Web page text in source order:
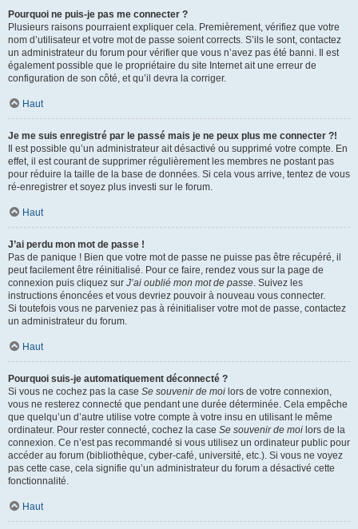
Pourquoi ne puis-je pas me connecter ?
Plusieurs raisons pourraient expliquer cela. Premièrement, vérifiez que votre
nom d’utilisateur et votre mot de passe soient corrects. S’ils le sont, contactez
un administrateur du forum pour vérifier que vous n’avez pas été banni. Il est
également possible que le propriétaire du site Internet ait une erreur de
configuration de son côté, et qu’il devra la corriger.
Haut
Je me suis enregistré par le passé mais je ne peux plus me connecter ?!
Il est possible qu’un administrateur ait désactivé ou supprimé votre compte. En
effet, il est courant de supprimer régulièrement les membres ne postant pas
pour réduire la taille de la base de données. Si cela vous arrive, tentez de vous
ré-enregistrer et soyez plus investi sur le forum.
Haut
J’ai perdu mon mot de passe !
Pas de panique ! Bien que votre mot de passe ne puisse pas être récupéré, il
peut facilement être réinitialisé. Pour ce faire, rendez vous sur la page de
connexion puis cliquez sur J’ai oublié mon mot de passe. Suivez les
instructions énoncées et vous devriez pouvoir à nouveau vous connecter.
Si toutefois vous ne parveniez pas à réinitialiser votre mot de passe, contactez
un administrateur du forum.
Haut
Pourquoi suis-je automatiquement déconnecté ?
Si vous ne cochez pas la case Se souvenir de moi lors de votre connexion,
vous ne resterez connecté que pendant une durée déterminée. Cela empêche
que quelqu’un d’autre utilise votre compte à votre insu en utilisant le même
ordinateur. Pour rester connecté, cochez la case Se souvenir de moi lors de la
connexion. Ce n’est pas recommandé si vous utilisez un ordinateur public pour
accéder au forum (bibliothèque, cyber-café, université, etc.). Si vous ne voyez
pas cette case, cela signifie qu’un administrateur du forum a désactivé cette
fonctionnalité.
Haut